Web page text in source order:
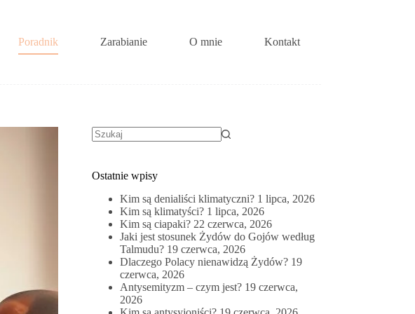
Poradnik Zarabianie O mnie Kontakt
Ostatnie wpisy
Kim są denialiści klimatyczni? 1 lipca, 2026
Kim są klimatyści? 1 lipca, 2026
Kim są ciapaki? 22 czerwca, 2026
Jaki jest stosunek Żydów do Gojów według
Talmudu? 19 czerwca, 2026
Dlaczego Polacy nienawidzą Żydów? 19
czerwca, 2026
Antysemityzm – czym jest? 19 czerwca,
2026